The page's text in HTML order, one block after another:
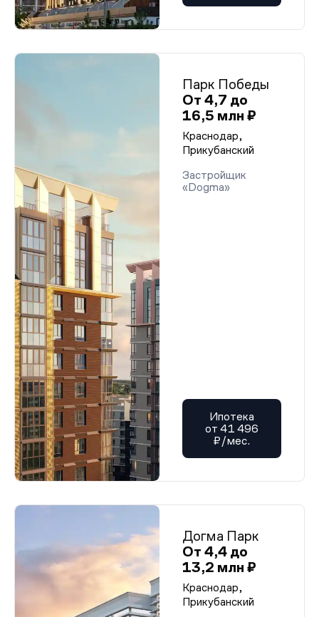
Парк Победы
От 4,7 до
16,5 млн ₽
Краснодар,
Прикубанский
Застройщик
«Dogma»
Ипотека
от 41 496
₽/мес.
Догма Парк
От 4,4 до
13,2 млн ₽
Краснодар,
Прикубанский